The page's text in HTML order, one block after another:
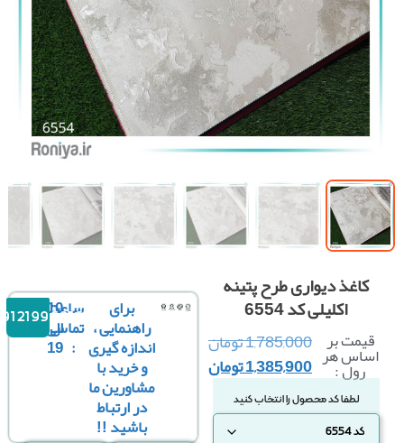
کاغذ دیواری طرح پتینه
اکلیلی کد 6554
قیمت بر
هررول :
1,785,000تومان
1,385,900تومان
برای
راهنمایی ،
اندازه گیری
و خرید با
مشاورین ما
در ارتباط
باشید !!
ساعت
تماس
:
10
الی
19
09121996816